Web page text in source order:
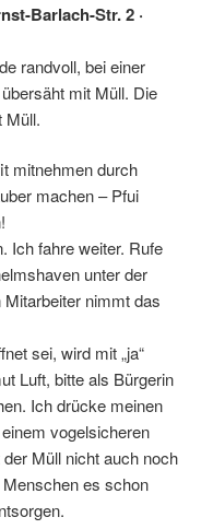
Barlach-Str. 2 ·
randvoll, bei einer
mit Müll. Die
Müll.
mitnehmen durch
machen – Pfui
Ich fahre weiter. Rufe
unter der
nimmt das
sei, wird mit „ja“
Luft, bitte als Bürgerin
Ich drücke meinen
vogelsicheren
Müll nicht auch noch
es schon